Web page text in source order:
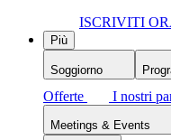
ISCRIVITI
Più
Soggiorno
Offerte
I nostri
Meetings & Events